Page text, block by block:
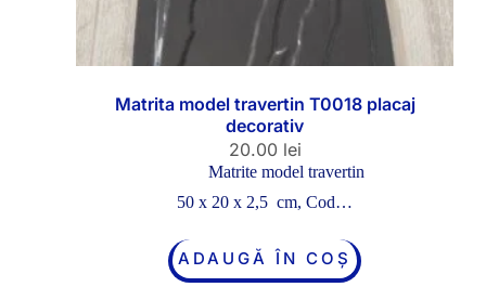
Matrita model travertin T0018 placaj
decorativ
20.00 lei
Matrite model travertin
50 x 20 x 2,5 cm, Cod…
ADAUGĂ ÎN COȘ